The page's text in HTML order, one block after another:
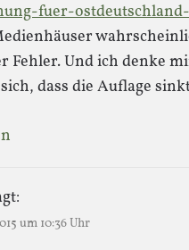
fuer-
Fehler. Und ich denke
dass die Auflage
um 10:36 Uhr